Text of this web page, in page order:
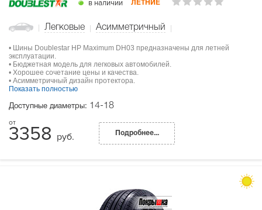
в наличии ЛЕТНИЕ
Легковые Асимметричный
• Шины Doublestar HP Maximum DH03 предназначены для летней
эксплуатации.
• Бюджетная модель для легковых автомобилей.
• Хорошее сочетание цены и качества.
• Асимметричный дизайн протектора.
Показать полностью
Доступные диаметры: 14-18
3358 руб. Подробнее...